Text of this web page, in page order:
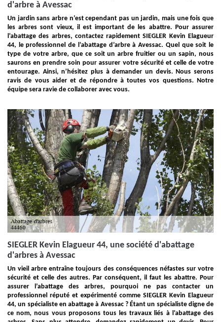
d'arbre à Avessac
Un jardin sans arbre n’est cependant pas un jardin, mais une fois que
les arbres sont vieux, il est important de les abattre. Pour assurer
l’abattage des arbres, contactez rapidement SIEGLER Kevin Elagueur
44, le professionnel de l’abattage d’arbre à Avessac. Quel que soit le
type de votre arbre, que ce soit un arbre fruitier ou un sapin, nous
saurons en prendre soin pour assurer votre sécurité et celle de votre
entourage. Ainsi, n’hésitez plus à demander un devis. Nous serons
ravis de vous aider et de répondre à toutes vos questions. Notre
équipe sera ravie de collaborer avec vous.
SIEGLER Kevin Elagueur 44, une société d'abattage
d'arbres à Avessac
Un vieil arbre entraîne toujours des conséquences néfastes sur votre
sécurité et celle des autres. Par conséquent, il faut les abattre. Pour
assurer l’abattage des arbres, pourquoi ne pas contacter un
professionnel réputé et expérimenté comme SIEGLER Kevin Elagueur
44, un spécialiste en abattage à Avessac ? Étant un spécialiste digne de
ce nom, nous vous proposons tous les travaux liés à l’abattage des